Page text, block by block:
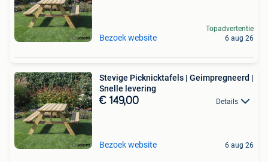
Bezoek website
Topadvertentie
6 aug 26
Stevige Picknicktafels | Geimpregneerd |
Snelle levering
€ 149,00 Details
Bezoek website 6 aug 26